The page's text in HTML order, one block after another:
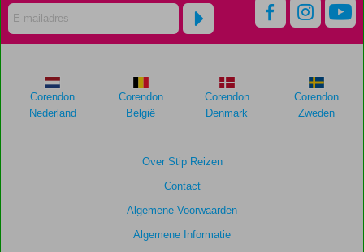
van
de
garanderen.
Over Stip Reizen
Contact
Algemene Voorwaarden
Algemene Informatie
Corendon
Nederland
Corendon
België
Corendon
Denmark
Corendon
Zweden